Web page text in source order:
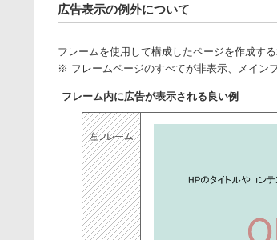
広告表示の例外について
フレームを使用して構成したページを作成す
※ フレームページのすべてが非表示、メイン
フレーム内に広告が表示される良い例